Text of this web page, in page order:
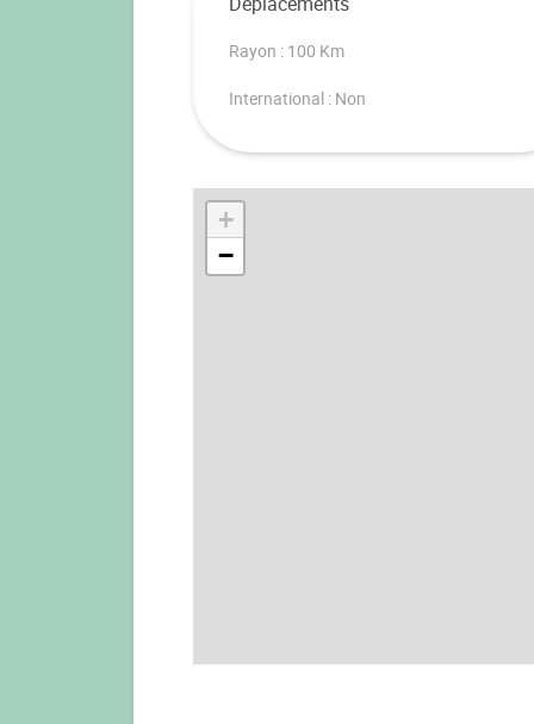
Rayon : 100 Km
International : Non
+
−